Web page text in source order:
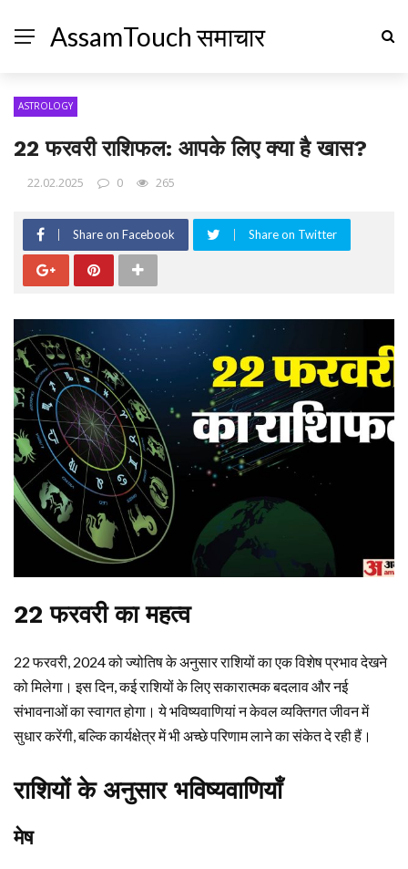
AssamTouch समाचार
ASTROLOGY
22 फरवरी राशिफल: आपके लिए क्या है खास?
22.02.2025 0 265
Share on Facebook Share on Twitter
22 फरवरी का महत्व
22 फरवरी, 2024 को ज्योतिष के अनुसार राशियों का एक विशेष प्रभाव देखने
को मिलेगा। इस दिन, कई राशियों के लिए सकारात्मक बदलाव और नई
संभावनाओं का स्वागत होगा। ये भविष्यवाणियां न केवल व्यक्तिगत जीवन में
सुधार करेंगी, बल्कि कार्यक्षेत्र में भी अच्छे परिणाम लाने का संकेत दे रही हैं।
राशियों के अनुसार भविष्यवाणियाँ
मेष